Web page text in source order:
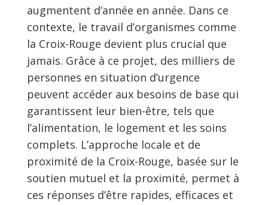
augmentent d’année en année. Dans ce
contexte, le travail d’organismes comme
la Croix-Rouge devient plus crucial que
jamais. Grâce à ce projet, des milliers de
personnes en situation d’urgence
peuvent accéder aux besoins de base qui
garantissent leur bien-être, tels que
l’alimentation, le logement et les soins
complets. L’approche locale et de
proximité de la Croix-Rouge, basée sur le
soutien mutuel et la proximité, permet à
ces réponses d’être rapides, efficaces et